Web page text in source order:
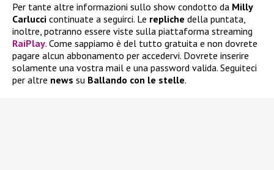
Per tante altre informazioni sullo show condotto da Milly
Carlucci continuate a seguirci. Le repliche della puntata,
inoltre, potranno essere viste sulla piattaforma streaming
RaiPlay. Come sappiamo è del tutto gratuita e non dovrete
pagare alcun abbonamento per accedervi. Dovrete inserire
solamente una vostra mail e una password valida. Seguiteci
per altre news su Ballando con le stelle.